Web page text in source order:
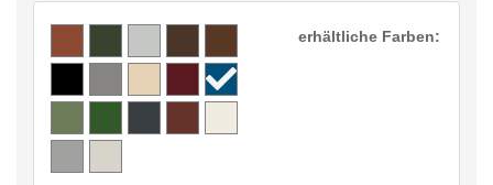
erhältliche Farben: